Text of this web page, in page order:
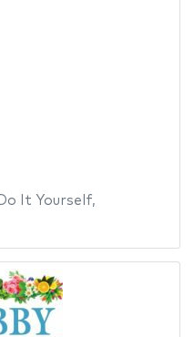
Do It Yourself,